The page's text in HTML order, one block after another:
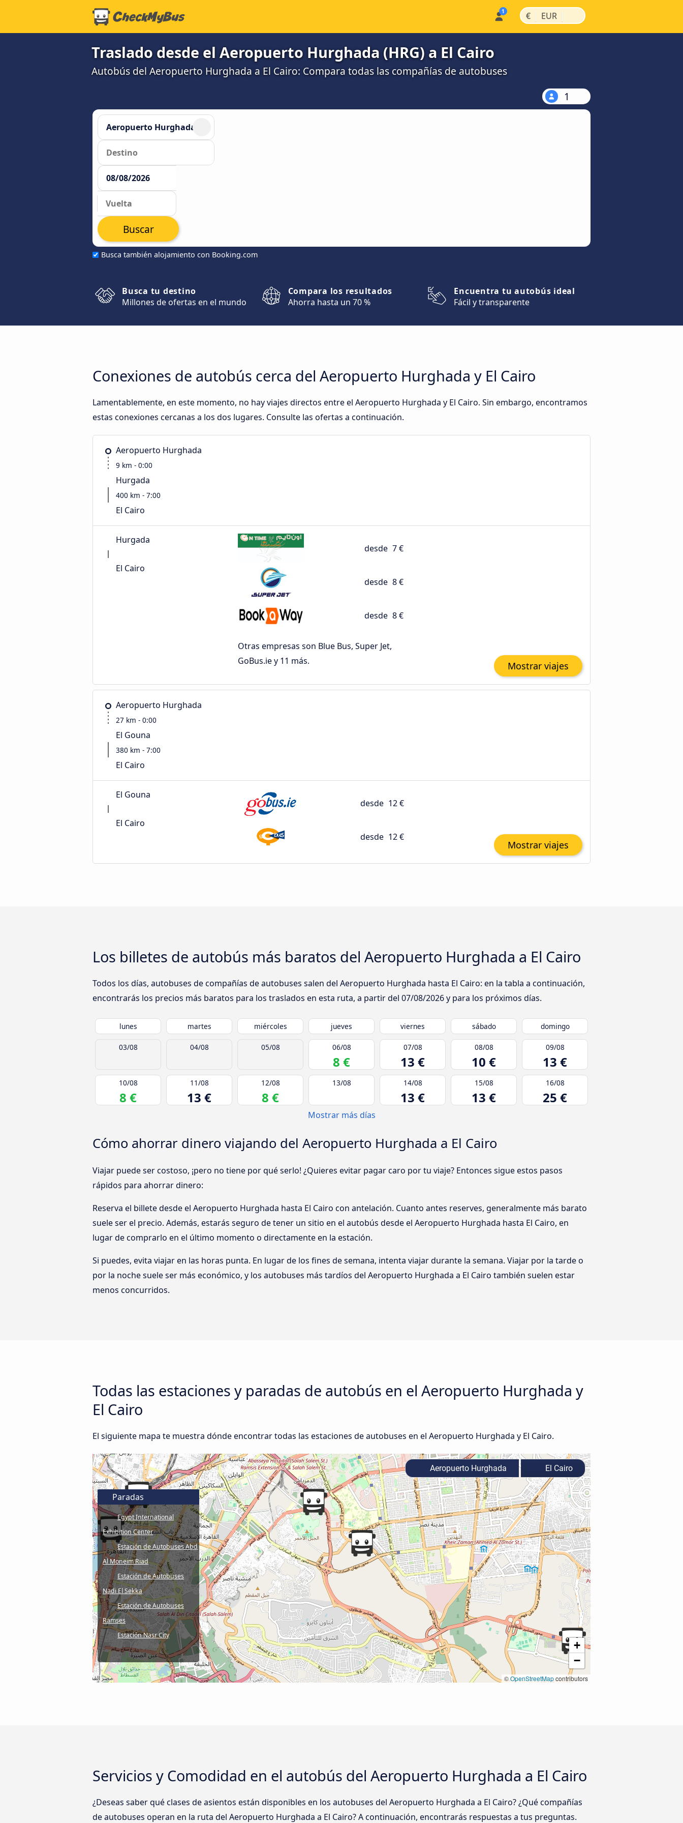
€ | EUR |
Traslado desde el Aeropuerto Hurghada (HRG) a El Cairo
Autobús del Aeropuerto Hurghada a El Cairo: Compara todas las compañías de autobuses
1
Busca también alojamiento con Booking.com
Buscar
Busca tu destino
Millones de ofertas en el mundo
Compara los resultados
Ahorra hasta un 70 %
Encuentra tu autobús ideal
Fácil y transparente
Conexiones de autobús cerca del Aeropuerto Hurghada y El Cairo
Lamentablemente, en este momento, no hay viajes directos entre el Aeropuerto Hurghada y El Cairo. Sin embargo, encontramos
estas conexiones cercanas a los dos lugares. Consulte las ofertas a continuación.
Aeropuerto Hurghada
9 km - 0:00
Hurgada
400 km - 7:00
El Cairo
Hurgada
El Cairo
desde 7 €
desde 8 €
desde 8 €
Otras empresas son Blue Bus, Super Jet,
GoBus.ie y 11 más.
Mostrar viajes
Aeropuerto Hurghada
27 km - 0:00
El Gouna
380 km - 7:00
El Cairo
El Gouna
El Cairo
desde 12 €
desde 12 €
Mostrar viajes
Los billetes de autobús más baratos del Aeropuerto Hurghada a El Cairo
Todos los días, autobuses de compañías de autobuses salen del Aeropuerto Hurghada hasta El Cairo: en la tabla a continuación,
encontrarás los precios más baratos para los traslados en esta ruta, a partir del 07/08/2026y para los próximos días.
lunes martes miércoles jueves viernes sábado domingo
03/08 04/08 05/08 06/08
8 €
07/08
13 €
08/08
10 €
09/08
13 €
10/08
8 €
11/08
13 €
12/08
8 €
13/08 14/08
13 €
15/08
13 €
16/08
25 €
Mostrar más días
Cómo ahorrar dinero viajando del Aeropuerto Hurghada a El Cairo
Viajar puede ser costoso, ¡pero no tiene por qué serlo! ¿Quieres evitar pagar caro por tu viaje? Entonces sigue estos pasos
rápidos para ahorrar dinero:
Reserva el billete desde el Aeropuerto Hurghada hasta El Cairo con antelación. Cuanto antes reserves, generalmente más barato
suele ser el precio. Además, estarás seguro de tener un sitio en el autobús desde el Aeropuerto Hurghada hasta El Cairo, en
lugar de comprarlo en el último momento o directamente en la estación.
Si puedes, evita viajar en las horas punta. En lugar de los fines de semana, intenta viajar durante la semana. Viajar por la tarde o
por la noche suele ser más económico, y los autobuses más tardíos del Aeropuerto Hurghada a El Cairo también suelen estar
menos concurridos.
Todas las estaciones y paradas de autobús en el Aeropuerto Hurghada y
El Cairo
El siguiente mapa te muestra dónde encontrar todas las estaciones de autobuses en el Aeropuerto Hurghada y El Cairo.
+
−
©OpenStreetMapcontributors
Paradas
Egypt International
Exhibition Center
Estación de Autobuses Abd
Al Moneim Riad
Estación de Autobuses
Nadi El Sekka
Estación de Autobuses
Ramses
Estación Nasr City
Aeropuerto Hurghada El Cairo
Servicios y Comodidad en el autobús del Aeropuerto Hurghada a El Cairo
¿Deseas saber qué clases de asientos están disponibles en los autobuses del Aeropuerto Hurghada a El Cairo? ¿Qué compañías
de autobuses operan en la ruta del Aeropuerto Hurghada a El Cairo? A continuación, encontrarás respuestas a tus preguntas.